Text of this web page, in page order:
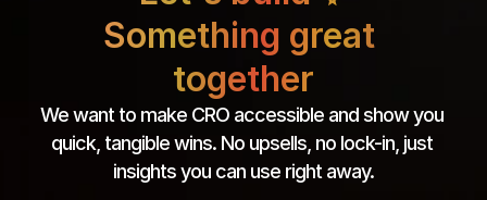
Something great
together
We want to make CRO accessible and show you
quick, tangible wins. No upsells, no lock-in, just
insights you can use right away.